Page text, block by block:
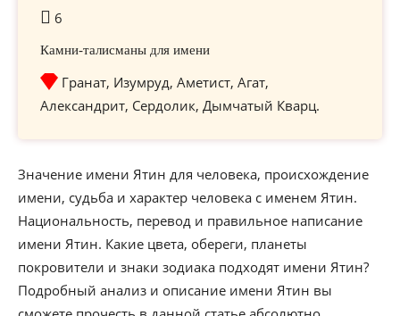
6
Камни-талисманы для имени
Гранат, Изумруд, Аметист, Агат,
Александрит, Сердолик, Дымчатый Кварц.
Значение имени Ятин для человека, происхождение
имени, судьба и характер человека с именем Ятин.
Национальность, перевод и правильное написание
имени Ятин. Какие цвета, обереги, планеты
покровители и знаки зодиака подходят имени Ятин?
Подробный анализ и описание имени Ятин вы